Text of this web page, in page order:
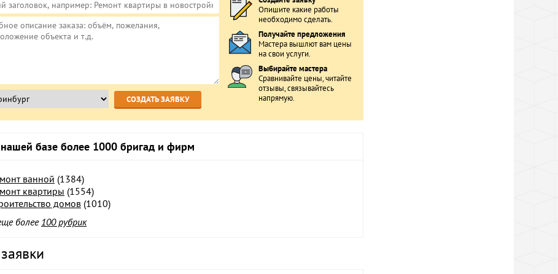
Опишите какие работы
необходимо сделать.
Получайте предложения
Мастера вышлют вам цены
на свои услуги.
Выбирайте мастера
Сравнивайте цены, читайте
отзывы, связывайтесь
напрямую.
базе более 1000 бригад и фирм
ванной (1384)
квартиры (1554)
домов (1010)
более 100 рубрик